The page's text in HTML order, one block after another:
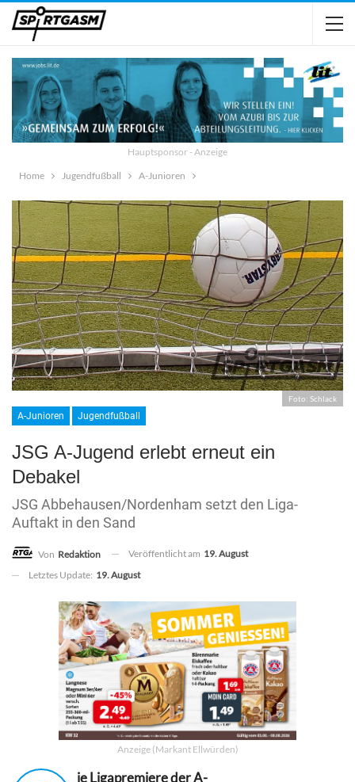
Hauptsponsor - Anzeige
Home
Jugendfußball A-Junioren
Foto: Schlack
A-Junioren Jugendfußball
JSG A-Jugend erlebt erneut ein
Debakel
JSG Abbehausen/Nordenham setzt den Liga-
Auftakt in den Sand
Von Redaktion Veröffentlicht am 19. August
Letztes Update: 19. August
Anzeige (Markant Ellwürden)
ie Ligapremiere der A-